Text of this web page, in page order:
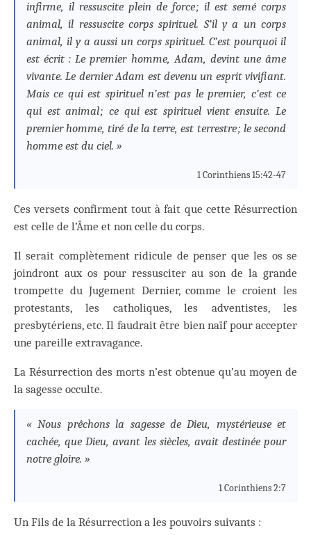
infirme, il ressuscite plein de force ; il est semé corps
animal, il ressuscite corps spirituel. S’il y a un corps
animal, il y a aussi un corps spirituel. C’est pourquoi il
est écrit : Le premier homme, Adam, devint une âme
vivante. Le dernier Adam est devenu un esprit vivifiant.
Mais ce qui est spirituel n’est pas le premier, c’est ce
qui est animal ; ce qui est spirituel vient ensuite. Le
premier homme, tiré de la terre, est terrestre ; le second
homme est du ciel. »
1 Corinthiens 15:42-47
Ces versets confirment tout à fait que cette Résurrection
est celle de l’Âme et non celle du corps.
Il serait complètement ridicule de penser que les os se
joindront aux os pour ressusciter au son de la grande
trompette du Jugement Dernier, comme le croient les
protestants, les catholiques, les adventistes, les
presbytériens, etc. Il faudrait être bien naïf pour accepter
une pareille extravagance.
La Résurrection des morts n’est obtenue qu’au moyen de
la sagesse occulte.
« Nous prêchons la sagesse de Dieu, mystérieuse et
cachée, que Dieu, avant les siècles, avait destinée pour
notre gloire. »
1 Corinthiens 2:7
Un Fils de la Résurrection a les pouvoirs suivants :